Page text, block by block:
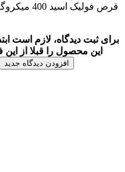
برای ثبت دیدگاه، لازم است
این محصول را قبلا از
افزودن دیدگاه جدید